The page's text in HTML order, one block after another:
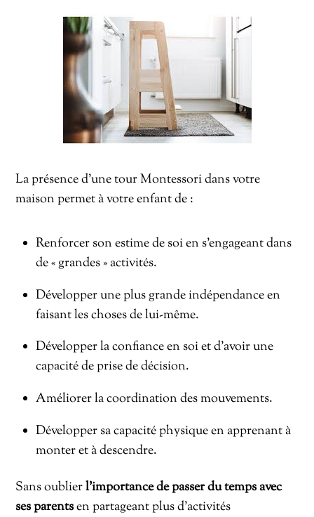
La présence d’une tour Montessori dans votre
maison permet à votre enfant de :
Renforcer son estime de soi en s’engageant dans
de « grandes » activités.
Développer une plus grande indépendance en
faisant les choses de lui-même.
Développer la confiance en soi et d’avoir une
capacité de prise de décision.
Améliorer la coordination des mouvements.
Développer sa capacité physique en apprenant à
monter et à descendre.
Sans oublierl’importance de passer du temps avec
ses parentsen partageant plus d’activités